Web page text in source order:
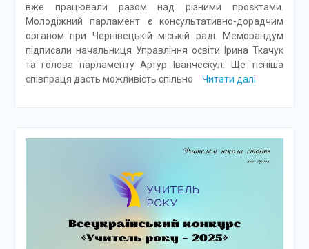
вже працювали разом над різними проєктами.
Молодіжний парламент є консультативно-дорадчим
органом при Чернівецькій міській раді. Меморандум
підписали начальниця Управління освіти Ірина Ткачук
та голова парламенту Артур Іванческул. Ще тісніша
співпраця дасть можливість спільно
Читати далі